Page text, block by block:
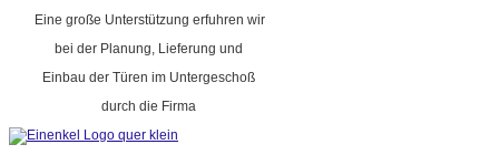
Eine große Unterstützung erfuhren wir
bei der Planung, Lieferung und
Einbau der Türen im Untergeschoß
durch die Firma